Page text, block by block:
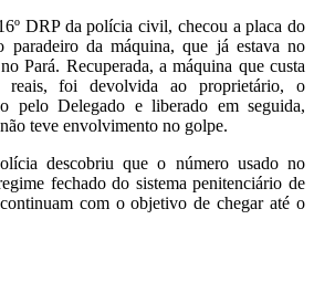
DRP da polícia civil, checou a placa do
paradeiro da máquina, que já estava no
Pará. Recuperada, a máquina que custa
foi devolvida ao proprietário, o
pelo Delegado e liberado em seguida,
teve envolvimento no golpe.
descobriu que o número usado no
fechado do sistema penitenciário de
com o objetivo de chegar até o